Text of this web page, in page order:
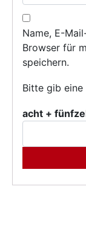
Name, E-
Browser für
speichern.
Bitte gib
acht +